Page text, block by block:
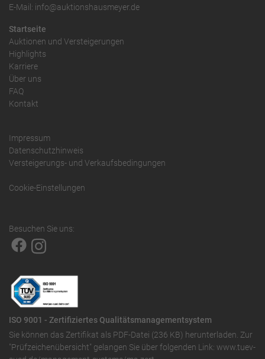
E-Mail: info@auktionshausmeyer.de
Startseite
Auktionen und Versteigerungen
Highlights
Karriere
Über uns
FAQ
Kontakt
Impressum
Datenschutzhinweis
Versteigerungs- und Verkaufsbedingungen
Cookie-Einstellungen
Besuchen Sie uns:
ISO 9001 - Zertifiziertes Qualitätsmanagementsystem
Sie können das Zertifikat als PDF-Datei (236 KB) herunterladen. Zur
"Prüfzeichenübersicht" gelangen Sie über folgenden Link: www.tuev-